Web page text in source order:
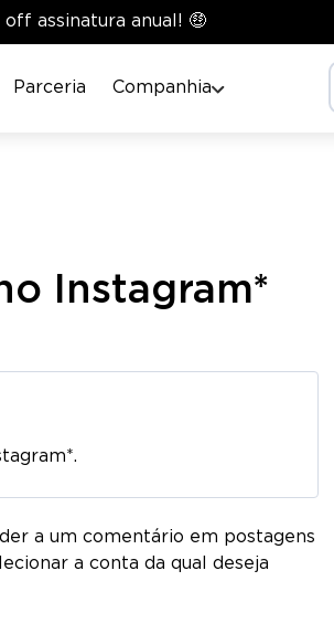
off assinatura anual! 🤑
Parceria Companhia
Instagram*
a um comentário em postagens
a conta da qual deseja